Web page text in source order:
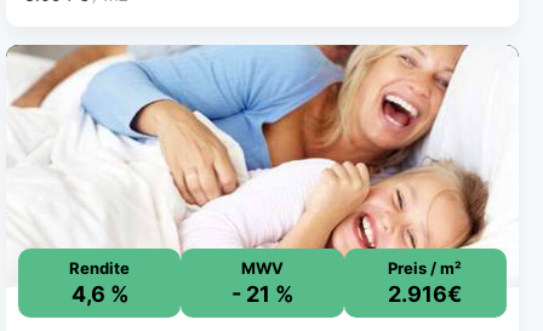
Rendite
4,6 %
MWV
- 21 %
Preis / m²
2.916€